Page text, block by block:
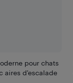
pour chats
aires d'escalade